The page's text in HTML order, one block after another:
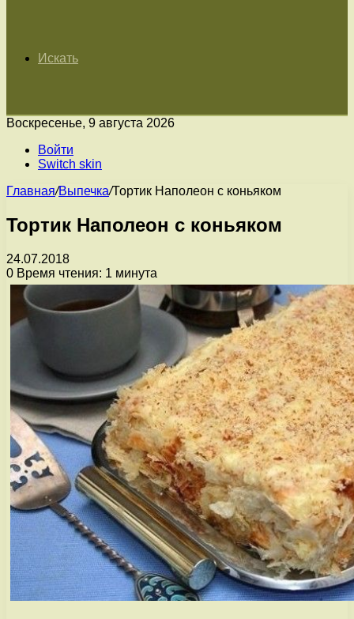
Искать
Воскресенье, 9 августа 2026
Войти
Switch skin
Главная/Выпечка/Тортик Наполеон с коньяком
Тортик Наполеон с коньяком
24.07.2018
0 Время чтения: 1 минута